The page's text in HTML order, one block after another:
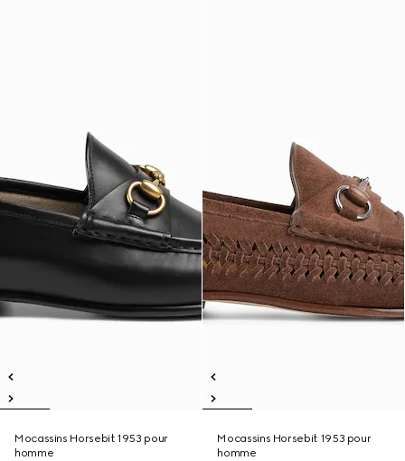
Mocassins Horsebit 1953 pour
homme
Mocassins Horsebit 1953 pour
homme